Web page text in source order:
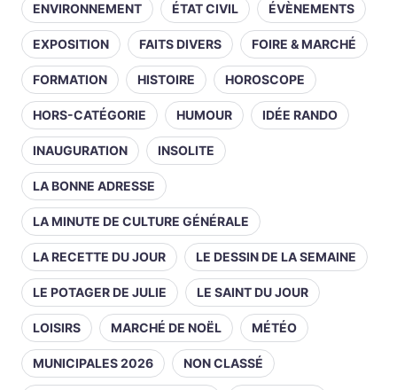
ENVIRONNEMENT ÉTAT CIVIL ÉVÈNEMENTS
EXPOSITION FAITS DIVERS FOIRE & MARCHÉ
FORMATION HISTOIRE HOROSCOPE
HORS-CATÉGORIE HUMOUR IDÉE RANDO
INAUGURATION INSOLITE
LA BONNE ADRESSE
LA MINUTE DE CULTURE GÉNÉRALE
LA RECETTE DU JOUR LE DESSIN DE LA SEMAINE
LE POTAGER DE JULIE LE SAINT DU JOUR
LOISIRS MARCHÉ DE NOËL MÉTÉO
MUNICIPALES 2026 NON CLASSÉ